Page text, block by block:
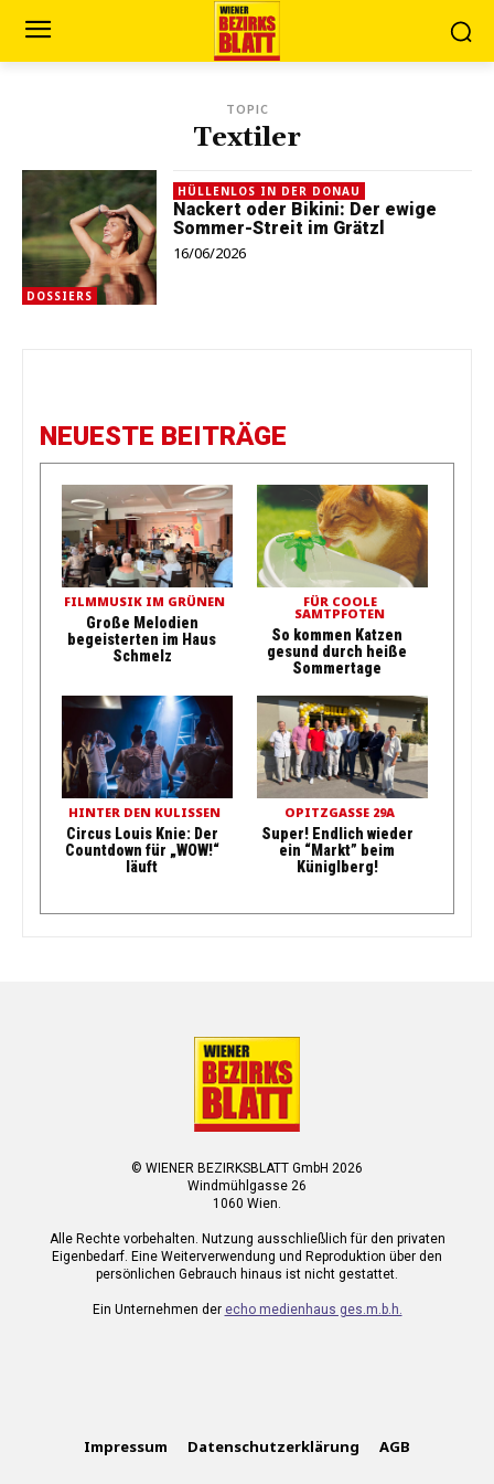
TOPIC
Textiler
DOSSIERS
HÜLLENLOS IN DER DONAU
Nackert oder Bikini: Der ewige
Sommer-Streit im Grätzl
16/06/2026
NEUESTE BEITRÄGE
FILMMUSIK IM GRÜNEN
Große Melodien
begeisterten im Haus
Schmelz
FÜR COOLE
SAMTPFOTEN
So kommen Katzen
gesund durch heiße
Sommertage
HINTER DEN KULISSEN
Circus Louis Knie: Der
Countdown für „WOW!“
läuft
OPITZGASSE 29A
Super! Endlich wieder
ein “Markt” beim
Küniglberg!
© WIENER BEZIRKSBLATT GmbH 2026
Windmühlgasse 26
1060 Wien.
Alle Rechte vorbehalten. Nutzung ausschließlich für den privaten
Eigenbedarf. Eine Weiterverwendung und Reproduktion über den
persönlichen Gebrauch hinaus ist nicht gestattet.
Ein Unternehmen der echo medienhaus ges.m.b.h.
Impressum Datenschutzerklärung AGB